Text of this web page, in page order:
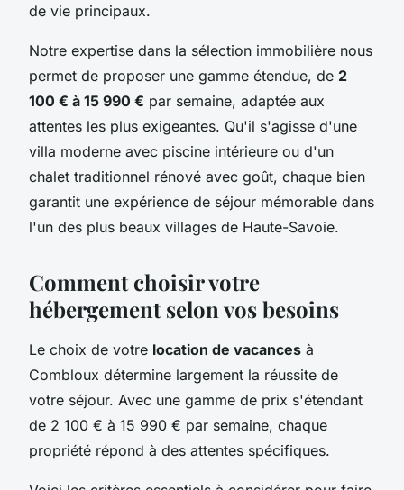
de vie principaux.
Notre expertise dans la sélection immobilière nous
permet de proposer une gamme étendue, de 2
100 € à 15 990 € par semaine, adaptée aux
attentes les plus exigeantes. Qu'il s'agisse d'une
villa moderne avec piscine intérieure ou d'un
chalet traditionnel rénové avec goût, chaque bien
garantit une expérience de séjour mémorable dans
l'un des plus beaux villages de Haute-Savoie.
Comment choisir votre
hébergement selon vos besoins
Le choix de votre location de vacances à
Combloux détermine largement la réussite de
votre séjour. Avec une gamme de prix s'étendant
de 2 100 € à 15 990 € par semaine, chaque
propriété répond à des attentes spécifiques.